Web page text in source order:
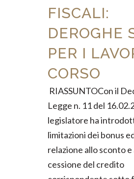
FISCALI:
DEROGHE
PER I
CORSO
RIASSUNTOCon il
Legge n. 11 del
legislatore ha
limitazioni dei bonus
relazione allo sconto e
cessione del credito